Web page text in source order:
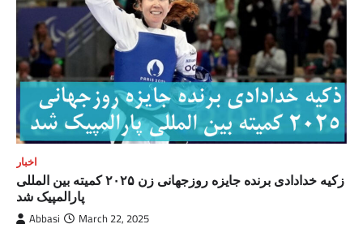
اخبار
زکیه خدادادی برنده جایزه روزجهانی زن ۲۰۲۵ کمیته بین المللی
پارالمپیک شد
Abbasi March 22, 2025